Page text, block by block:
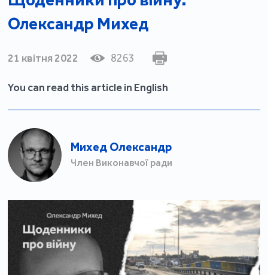
Олександр Михед
21 квітня 2022 8263
You can read this article in English
Михед Олександр
Член Виконавчої ради